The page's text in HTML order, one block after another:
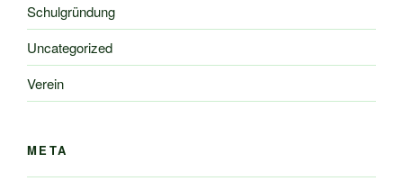
Schulgründung
Uncategorized
Verein
META